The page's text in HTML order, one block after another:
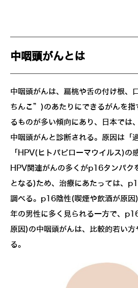
中咽頭がんとは
中咽頭がんは、扁桃や舌の付け根、
ちんこ”)のあたりにできるがんを指
るものが多い傾向にあり、日本では
中咽頭がんと診断される。原因は「
「HPV(ヒトパピローマウイルス)の
HPV関連がんの多くがp16タンパク
となる)ため、治療にあたっては、
調べる。p16陰性(喫煙や飲酒が原因
年の男性に多く見られる一方で、
原因)の中咽頭がんは、比較的若い方
る。